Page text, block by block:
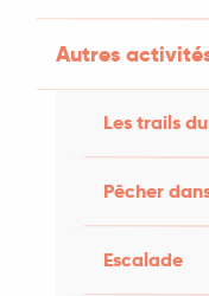
Autres
Les trails
Pêcher
Escalade